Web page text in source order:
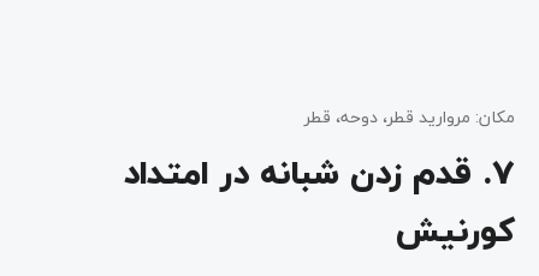
مکان: مروارید قطر، دوحه، قطر
7. قدم زدن شبانه در امتداد
کورنیش